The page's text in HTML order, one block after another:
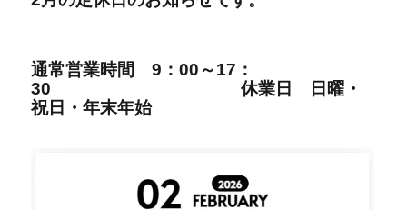
通常営業時間9：00～17：
30
休業日 日曜・
祝日・年末年始